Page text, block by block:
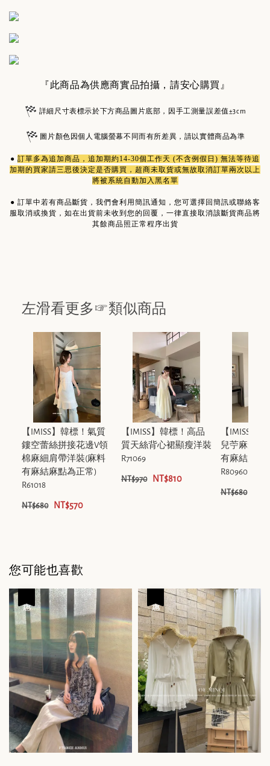
『此商品為供應商實品拍攝，請安心購買』
詳細尺寸表標示於下方商品圖片底部，因手工測量誤差值±3cm
圖片顏色因個人電腦螢幕不同而有所差異，請以實體商品為準
● 訂單多為追加商品 ，追加期約14-30個工作天 (不含例假日) 無法等待追
加期的買家請三思後決定是否購買，超商未取貨或無故取消訂單兩次以上
將被系統自動加入黑名單
● 訂單中若有商品斷貨，我們會利用簡訊通知，您可選擇回簡訊或聯絡客
服取消或換貨，如在出貨前未收到您的回覆，一律直接取消該斷貨商品將
其餘商品照正常程序出貨
左滑看更多☞類似商品
【IMISS】韓標！氣質
鏤空蕾絲拼接花邊V領
棉麻細肩帶洋裝(麻料
有麻結麻點為正常)
R61018
NT$680 NT$570
【IMISS】韓標！高品
質天絲背心裙顯瘦洋裝
R71069
NT$970 NT$810
【IMISS】
兒苧麻短袖
有麻結麻點
R80960
NT$680
您可能也喜歡